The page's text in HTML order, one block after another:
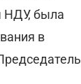
НДУ, была
в